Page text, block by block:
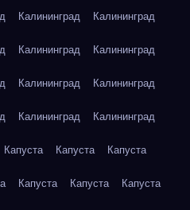
Калининград Калининград
Калининград Калининград
Калининград Калининград
Калининград Калининград
Капуста Капуста Капуста
Капуста Капуста Капуста